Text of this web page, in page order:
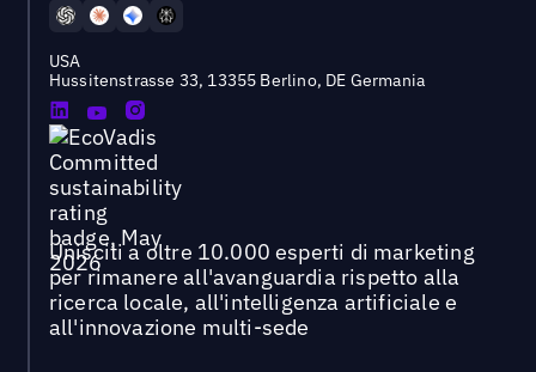
USA
Hussitenstrasse 33, 13355 Berlino, DE Germania
Unisciti a oltre 10.000 esperti di marketing
per rimanere all'avanguardia rispetto alla
ricerca locale, all'intelligenza artificiale e
all'innovazione multi-sede